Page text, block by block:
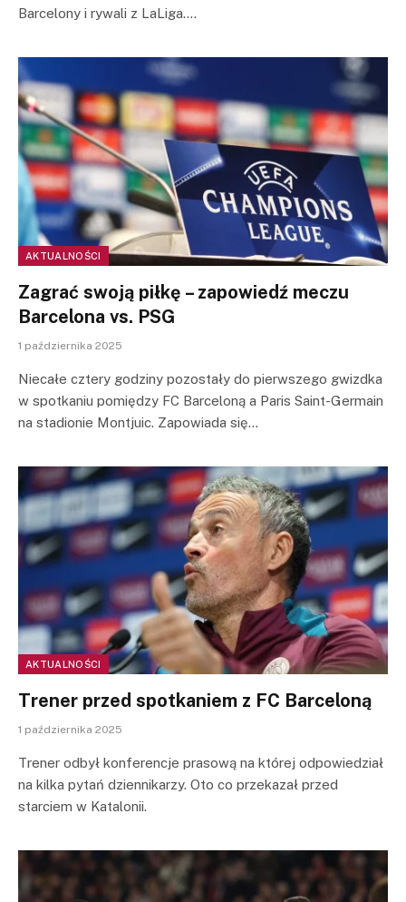
Barcelony i rywali z LaLiga.…
AKTUALNOŚCI
Zagrać swoją piłkę – zapowiedź meczu
Barcelona vs. PSG
1 października 2025
Niecałe cztery godziny pozostały do pierwszego gwizdka
w spotkaniu pomiędzy FC Barceloną a Paris Saint-Germain
na stadionie Montjuic. Zapowiada się…
AKTUALNOŚCI
Trener przed spotkaniem z FC Barceloną
1 października 2025
Trener odbył konferencje prasową na której odpowiedział
na kilka pytań dziennikarzy. Oto co przekazał przed
starciem w Katalonii.